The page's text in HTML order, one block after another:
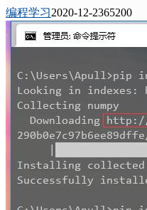
编程学习2020-12-2365200